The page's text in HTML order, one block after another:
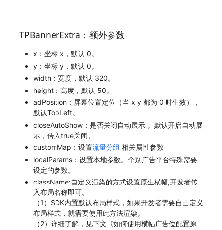
TPBannerExtra：额外参数
x：坐标 x，默认 0。
y：坐标 y，默认 0。
width：宽度，默认 320。
height：高度，默认 50。
adPosition：屏幕位置定位（当 x y 都为 0 时生效），
默认TopLeft。
closeAutoShow：是否关闭自动展示 。默认开启自动展
示，传入true关闭。
customMap：设置流量分组 相关属性参数
localParams：设置本地参数。个别广告平台特殊需要
设定的参数。
className:自定义渲染的方式设置原生横幅,开发者传
入布局名称即可。
（1）SDK内置默认布局样式，如果开发者需要自己定义
布局样式，就需要使用此方法渲染。
（2）详细了解，见下文《如何使用横幅广告位配置原